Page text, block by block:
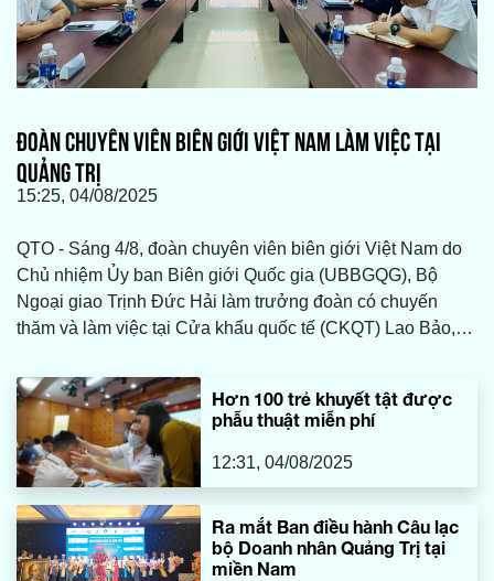
ĐOÀN CHUYÊN VIÊN BIÊN GIỚI VIỆT NAM LÀM VIỆC TẠI
QUẢNG TRỊ
15:25, 04/08/2025
QTO - Sáng 4/8, đoàn chuyên viên biên giới Việt Nam do
Chủ nhiệm Ủy ban Biên giới Quốc gia (UBBGQG), Bộ
Ngoại giao Trịnh Đức Hải làm trưởng đoàn có chuyến
thăm và làm việc tại Cửa khẩu quốc tế (CKQT) Lao Bảo,
xuất các giải pháp nhằm thúc đẩy phát triển khu vực cửa
khẩu. Làm việc với đoàn có đại diện lãnh đạo Sở Ngoại
vụ, các lực lượng chức năng tại CKQT Lao Bảo.
Hơn 100 trẻ khuyết tật được
phẫu thuật miễn phí
12:31, 04/08/2025
Ra mắt Ban điều hành Câu lạc
bộ Doanh nhân Quảng Trị tại
miền Nam